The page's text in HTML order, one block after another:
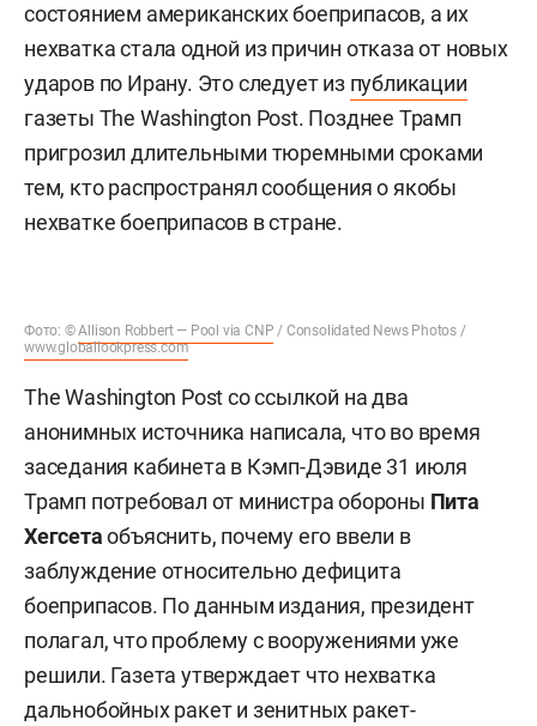
состоянием американских боеприпасов, а их
нехватка стала одной из причин отказа от новых
ударов по Ирану. Это следует из публикации
газеты The Washington Post. Позднее Трамп
пригрозил длительными тюремными сроками
тем, кто распространял сообщения о якобы
нехватке боеприпасов в стране.
Фото: ©Allison Robbert — Pool via CNP / Consolidated News Photos /
www.globallookpress.com
The Washington Post со ссылкой на два
анонимных источника написала, что во время
заседания кабинета в Кэмп-Дэвиде 31 июля
Трамп потребовал от министра обороны Пита
Хегсетаобъяснить, почему его ввели в
заблуждение относительно дефицита
боеприпасов. По данным издания, президент
полагал, что проблему с вооружениями уже
решили. Газета утверждает что нехватка
дальнобойных ракет и зенитных ракет-